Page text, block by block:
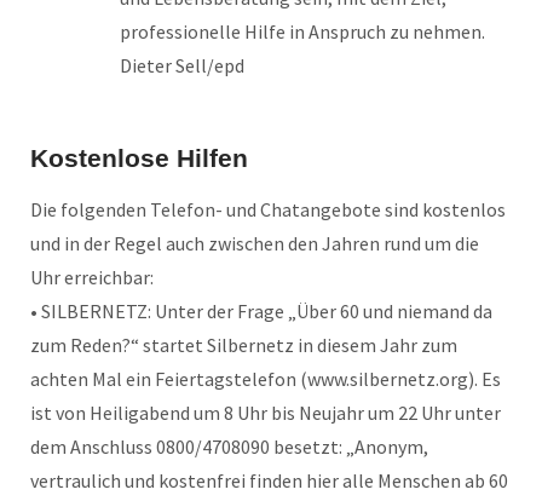
professionelle Hilfe in Anspruch zu nehmen.
Dieter Sell/epd
Kostenlose Hilfen
Die folgenden Telefon- und Chatangebote sind kostenlos
und in der Regel auch zwischen den Jahren rund um die
Uhr erreichbar:
• SILBERNETZ: Unter der Frage „Über 60 und niemand da
zum Reden?“ startet Silbernetz in diesem Jahr zum
achten Mal ein Feiertagstelefon (www.silbernetz.org). Es
ist von Heiligabend um 8 Uhr bis Neujahr um 22 Uhr unter
dem Anschluss 0800/4708090 besetzt: „Anonym,
vertraulich und kostenfrei finden hier alle Menschen ab 60